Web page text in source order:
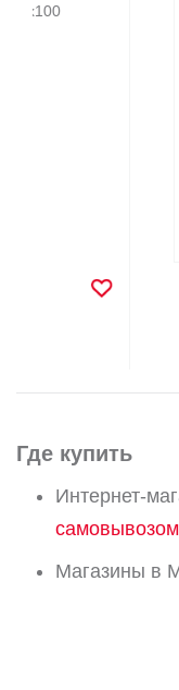
Интернет-
Магазины в